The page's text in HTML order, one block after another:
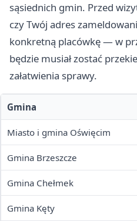
sąsiednich gmin. Przed
czy Twój adres
konkretną placówkę — w
będzie musiał zostać
załatwienia sprawy.
Gmina
Miasto i gmina Oświęcim
Gmina Brzeszcze
Gmina Chełmek
Gmina Kęty